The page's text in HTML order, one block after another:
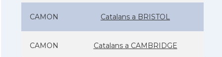
CAMON Catalans a BRISTOL
CAMON Catalans a CAMBRIDGE